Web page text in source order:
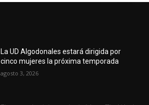
La UD Algodonales estará dirigida por
cinco mujeres la próxima temporada
agosto 3, 2026